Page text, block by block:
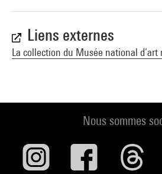
Liens externes
La collection du Musée national d’art
Nous sommes